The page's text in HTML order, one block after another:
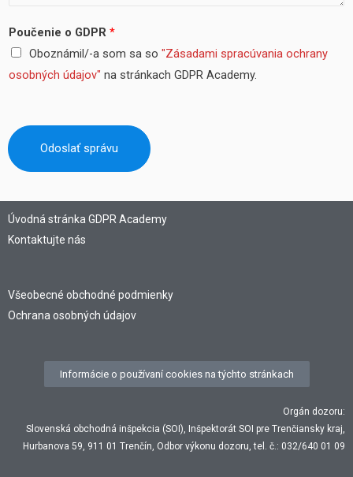
Poučenie o GDPR *
Oboznámil/-a som sa so "Zásadami spracúvania ochrany
osobných údajov" na stránkach GDPR Academy.
Odoslať správu
Úvodná stránka GDPR Academy
Kontaktujte nás
Všeobecné obchodné podmienky
Ochrana osobných údajov
Informácie o používaní cookies na týchto stránkach
Orgán dozoru:
Slovenská obchodná inšpekcia (SOI), Inšpektorát SOI pre Trenčiansky kraj,
Hurbanova 59, 911 01 Trenčín, Odbor výkonu dozoru, tel. č.: 032/640 01 09